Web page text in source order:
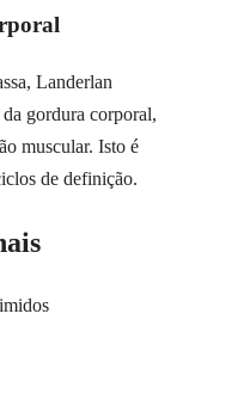
Landerlan
gordura corporal,
muscular. Isto é
de definição.